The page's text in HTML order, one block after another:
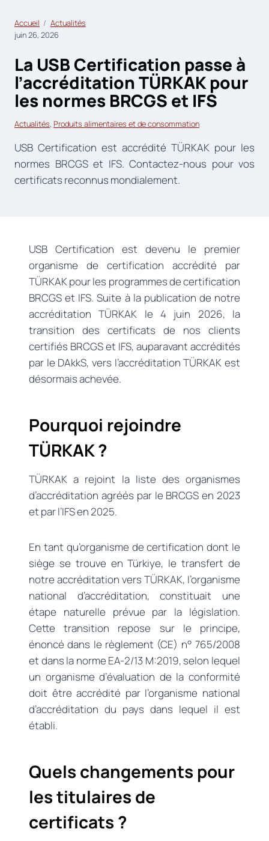
Accueil
Actualités
juin 26, 2026
La USB Certification passe à
l’accréditation TÜRKAK pour
les normes BRCGS et IFS
Actualités, Produits alimentaires et de consommation
USB Certification est accrédité TÜRKAK pour les
normes BRCGS et IFS. Contactez-nous pour vos
certificats reconnus mondialement.
USB Certification est devenu le premier
organisme de certification accrédité par
TÜRKAK pour les programmes de certification
BRCGS et IFS. Suite à la publication de notre
accréditation TÜRKAK le 4 juin 2026, la
transition des certificats de nos clients
certifiés BRCGS et IFS, auparavant accrédités
par le DAkkS, vers l’accréditation TÜRKAK est
désormais achevée.
Pourquoi rejoindre
TÜRKAK ?
TÜRKAK a rejoint la liste des organismes
d’accréditation agréés par le BRCGS en 2023
et par l’IFS en 2025.
En tant qu’organisme de certification dont le
siège se trouve en Türkiye, le transfert de
notre accréditation vers TÜRKAK, l’organisme
national d’accréditation, constituait une
étape naturelle prévue par la législation.
Cette transition repose sur le principe,
énoncé dans le règlement (CE) n° 765/2008
et dans la norme EA-2/13 M:2019, selon lequel
un organisme d’évaluation de la conformité
doit être accrédité par l’organisme national
d’accréditation du pays dans lequel il est
établi.
Quels changements pour
les titulaires de
certificats ?